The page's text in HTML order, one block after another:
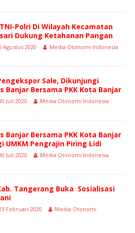
Polri Di Wilayah Kecamatan
Dukung Ketahanan Pangan
Agustus 2020 Media Otonomi Indonesia
Sale, Dikunjungi
Banjar Bersama PKK Kota Banjar
Juli 2020 Media Otonomi Indonesia
Banjar Bersama PKK Kota Banjar
UMKM Pengrajin Piring Lidi
Juli 2020 Media Otonomi Indonesia
Tangerang Buka Sosialisasi
Februari 2020
Media Otonomi